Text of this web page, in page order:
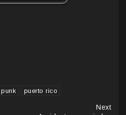
puerto rico
Next